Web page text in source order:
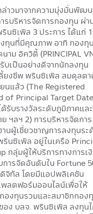
ล่าวมาจากความมุ่งมั่นพัฒน
บริหารจัดการกองทุน ผ่า
นซิเพิล 3 ประการ ได้แก่
ทุนที่มีคุณภาพ อาทิ กองทุ
าม อิควิตี้ (PRINCIPAL
บเป็นอย่างดีจากนักลงทุน
ยงชีพ พรินซิเพิล สมดุลตา
นแล้ว (The Registered
of Principal Target Date
รับรางวัลระดับภูมิภาคและ
ฯลฯ 2) การบริหารจัดการ
นผู้เชี่ยวชาญการลงทุนระ
รินซิเพิล อยู่ในเครือ
กลุ่มผู้ให้บริการทางการเ
การจัดอันดับใน Fortune
จิทัล โดยมีแอปพลิเคชัน
ลตฟอร์มออนไลน์เพื่อให้
องทุนรวมและสมาชิกกอง
อง บลจ. พรินซิเพิล ลงทุน